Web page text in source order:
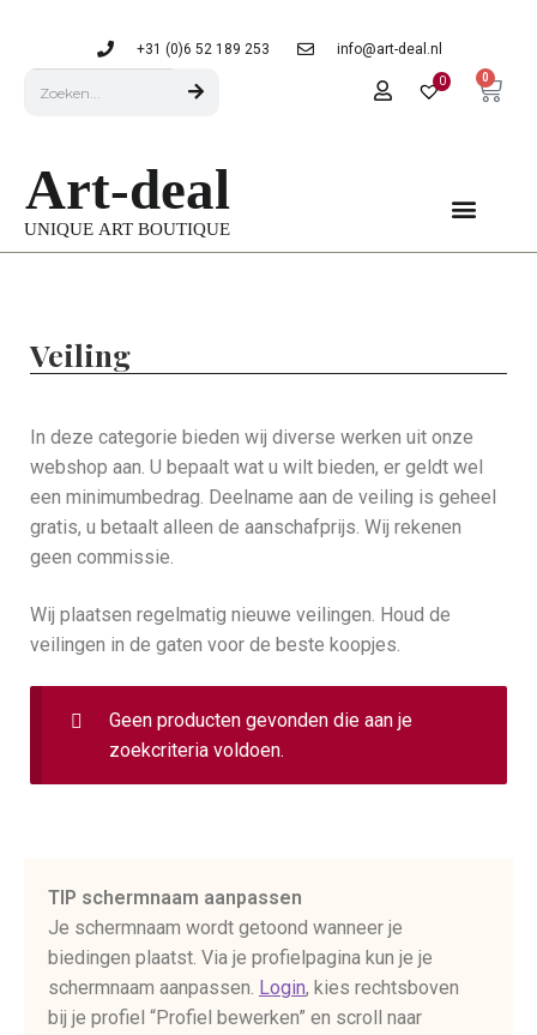
+31 (0)6 52 189 253 info@art-deal.nl
0 0
Veiling
In deze categorie bieden wij diverse werken uit onze
webshop aan. U bepaalt wat u wilt bieden, er geldt wel
een minimumbedrag. Deelname aan de veiling is geheel
gratis, u betaalt alleen de aanschafprijs. Wij rekenen
geen commissie.
Wij plaatsen regelmatig nieuwe veilingen. Houd de
veilingen in de gaten voor de beste koopjes.
Geen producten gevonden die aan je
zoekcriteria voldoen.
TIP schermnaam aanpassen
Je schermnaam wordt getoond wanneer je
biedingen plaatst. Via je profielpagina kun je je
schermnaam aanpassen. Login, kies rechtsboven
bij je profiel “Profiel bewerken” en scroll naar